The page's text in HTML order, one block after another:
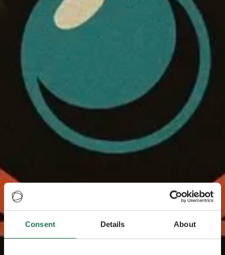
Consent Details About